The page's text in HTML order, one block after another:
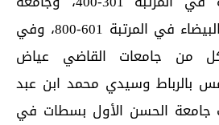
الحسن الثاني بالدار بالبيضاء في المرتبة 601-800، وفي
801-1000 كل من جامعات القاضي عياض
بالرباط وسيدي محمد ابن عبد
جامعة الحسن الأول بسطات في